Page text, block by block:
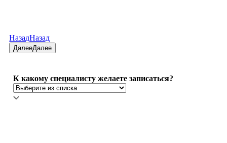
НазадНазад
ДалееДалее
К какому специалисту желаете записаться?